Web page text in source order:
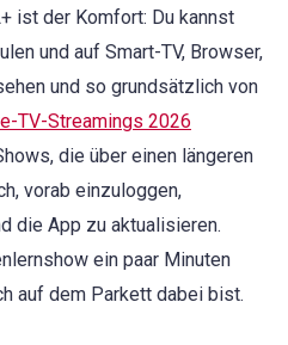
ist der Komfort: Du kannst
und auf Smart-TV, Browser,
und so grundsätzlich von
TV-Streamings 2026
die über einen längeren
vorab einzuloggen,
die App zu aktualisieren.
ein paar Minuten
auf dem Parkett dabei bist.